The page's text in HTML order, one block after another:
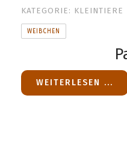
KATEGORIE: KLEINTIERE
WEIBCHEN
WEITERLESEN ...